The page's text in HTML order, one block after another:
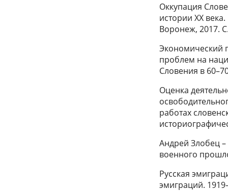
Оккупация
истории ХХ
Воронеж, 2017.
Экономический
проблем на
Словения в
Оценка
работах
Андрей Злобец
военного
Русская
эмиграций.